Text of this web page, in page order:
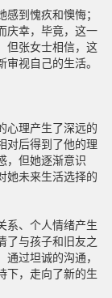
到愧疚和懊悔；
庆幸，毕竟，这一
但张女士相信，这
视自己的生活。
理产生了深远的
对后得到了他的理
，但她逐渐意识
她未来生活选择的
、个人情绪产生
了与孩子和旧友之
过坦诚的沟通，
下，走向了新的生